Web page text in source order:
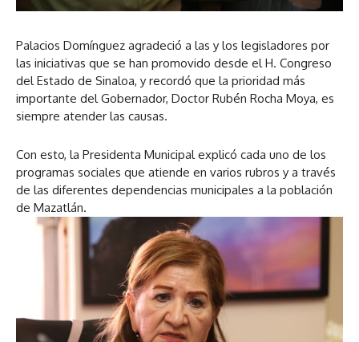
Palacios Domínguez agradeció a las y los legisladores por
las iniciativas que se han promovido desde el H. Congreso
del Estado de Sinaloa, y recordó que la prioridad más
importante del Gobernador, Doctor Rubén Rocha Moya, es
siempre atender las causas.
Con esto, la Presidenta Municipal explicó cada uno de los
programas sociales que atiende en varios rubros y a través
de las diferentes dependencias municipales a la población
de Mazatlán.